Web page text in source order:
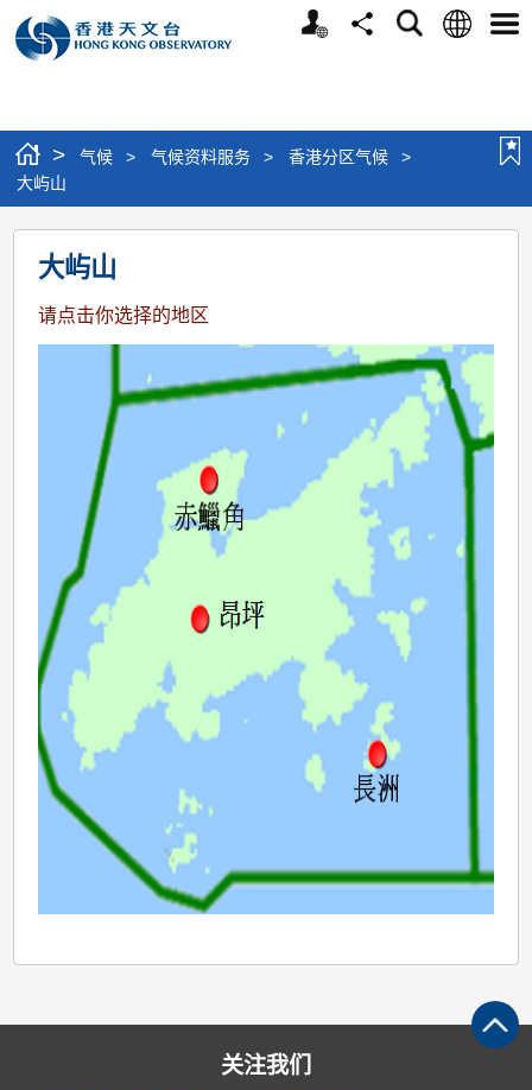
个
分
搜
语
选
> 气候 > 气候资料服务 > 香港分区气候
>
大屿山
大
屿
山
大屿山
请点击你选择的地区
关注我们